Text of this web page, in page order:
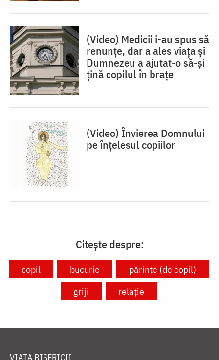
(Video) Medicii i-au spus să
renunțe, dar a ales viața și
Dumnezeu a ajutat-o să-și
țină copilul în brațe
(Video) Învierea Domnului
pe înțelesul copiilor
Citește despre:
copil bucurie
părinte (de copil)
griji
relație
VIAȚA BISERICII